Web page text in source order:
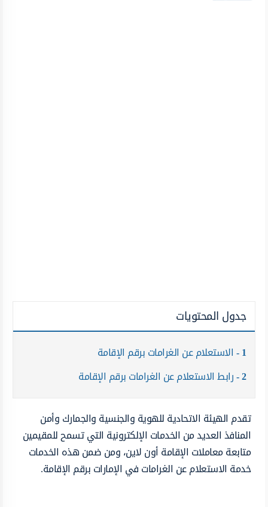
جدول المحتويات
1 الاستعلام عن الغرامات برقم الإقامة
2 رابط الاستعلام عن الغرامات برقم الإقامة
تقدم الهيئة الاتحادية للهوية والجنسية والجمارك وأمن
المنافذ العديد من الخدمات الإلكترونية التي تسمح للمقيمين
متابعة معاملات الإقامة أون لاين، ومن ضمن هذه الخدمات
خدمة الاستعلام عن الغرامات في الإمارات برقم الإقامة.